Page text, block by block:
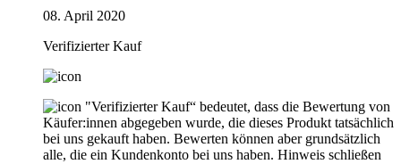
08. April 2020
Verifizierter Kauf
"Verifizierter Kauf“ bedeutet, dass die Bewertung von
Käufer:innen abgegeben wurde, die dieses Produkt tatsächlich
bei uns gekauft haben. Bewerten können aber grundsätzlich
alle, die ein Kundenkonto bei uns haben. Hinweis schließen